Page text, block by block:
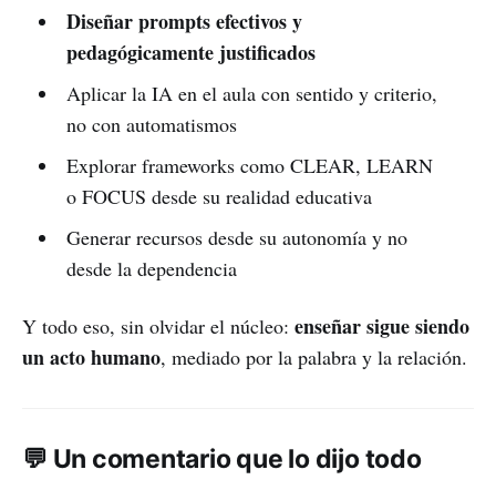
Diseñar prompts efectivos y
pedagógicamente justificados
Aplicar la IA en el aula con sentido y criterio,
no con automatismos
Explorar frameworks como CLEAR, LEARN
o FOCUS desde su realidad educativa
Generar recursos desde su autonomía y no
desde la dependencia
Y todo eso, sin olvidar el núcleo: enseñar sigue siendo
un acto humano, mediado por la palabra y la relación.
💬 Un comentario que lo dijo todo